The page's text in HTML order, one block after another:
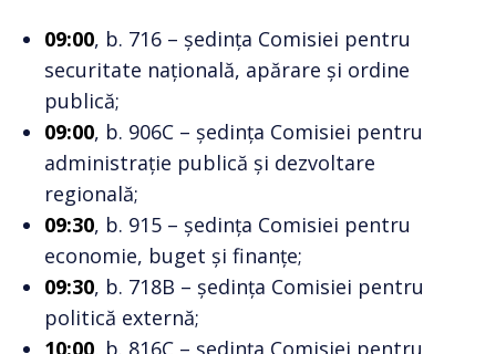
09:00, b. 716 – ședința Comisiei pentru
securitate națională, apărare și ordine
publică;
09:00, b. 906C – ședința Comisiei pentru
administrație publică și dezvoltare
regională;
09:30, b. 915 – ședința Comisiei pentru
economie, buget și finanțe;
09:30, b. 718B – ședința Comisiei pentru
politică externă;
10:00, b. 816C – ședința Comisiei pentru